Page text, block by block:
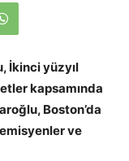
İkinci yüzyıl
kapsamında
Boston’da
ve